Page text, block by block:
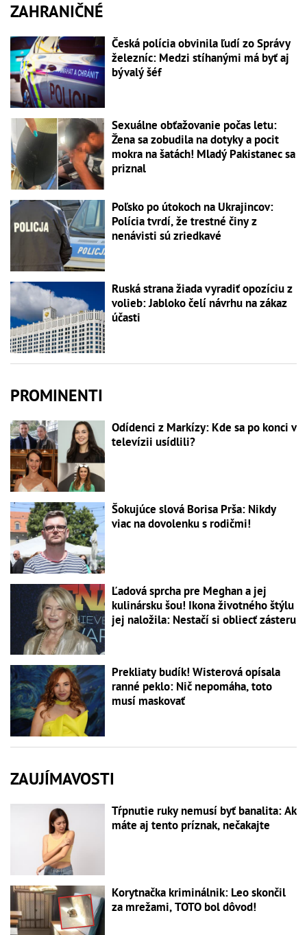
ZAHRANIČNÉ
Česká polícia obvinila ľudí zo Správy
železníc: Medzi stíhanými má byť aj
bývalý šéf
Sexuálne obťažovanie počas letu:
Žena sa zobudila na dotyky a pocit
mokra na šatách! Mladý Pakistanec sa
priznal
Poľsko po útokoch na Ukrajincov:
Polícia tvrdí, že trestné činy z
nenávisti sú zriedkavé
Ruská strana žiada vyradiť opozíciu z
volieb: Jabloko čelí návrhu na zákaz
účasti
PROMINENTI
Odídenci z Markízy: Kde sa po konci v
televízii usídlili?
Šokujúce slová Borisa Prša: Nikdy
viac na dovolenku s rodičmi!
Ľadová sprcha pre Meghan a jej
kulinársku šou! Ikona životného štýlu
jej naložila: Nestačí si obliecť zásteru
Prekliaty budík! Wisterová opísala
ranné peklo: Nič nepomáha, toto
musí maskovať
ZAUJÍMAVOSTI
Tŕpnutie ruky nemusí byť banalita: Ak
máte aj tento príznak, nečakajte
Korytnačka kriminálnik: Leo skončil
za mrežami, TOTO bol dôvod!